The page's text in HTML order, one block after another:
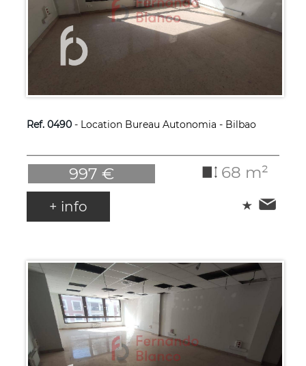
Ref. 0490- Location Bureau Autonomia - Bilbao
997 € 68 m²
+ info